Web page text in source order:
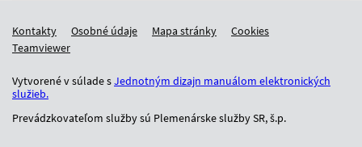
Kontakty Osobné údaje Mapa stránky
Cookies
Teamviewer
Vytvorené v súlade sJednotným dizajn manuálom elektronických
služieb.
Prevádzkovateľom služby sú Plemenárske služby SR, š.p.